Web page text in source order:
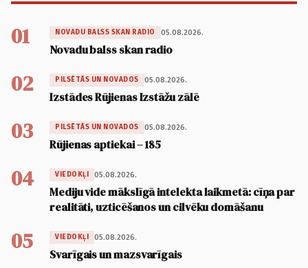
01 NOVADU BALSS SKAN RADIO 05.08.2026.
Novadu balss skan radio
02 PILSĒTĀS UN NOVADOS 05.08.2026.
Izstādes Rūjienas Izstāžu zālē
03 PILSĒTĀS UN NOVADOS 05.08.2026.
Rūjienas aptiekai – 185
04 VIEDOKĻI 05.08.2026.
Mediju vide mākslīgā intelekta laikmetā: cīņa par
realitāti, uzticēšanos un cilvēku domāšanu
05 VIEDOKĻI 05.08.2026.
Svarīgais un mazsvarīgais